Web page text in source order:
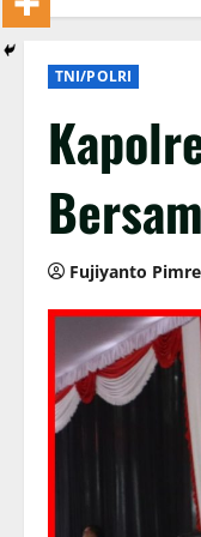
TNI/POLRI
Fujiyanto